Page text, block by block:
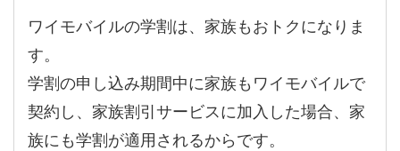
ワイモバイルの学割は、家族もおトクになりま
す。
学割の申し込み期間中に家族もワイモバイルで
契約し、家族割引サービスに加入した場合、家
族にも学割が適用されるからです。